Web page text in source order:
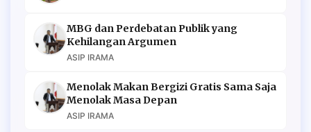
MBG dan Perdebatan Publik yang
Kehilangan Argumen
ASIP IRAMA
Menolak Makan Bergizi Gratis Sama Saja
Menolak Masa Depan
ASIP IRAMA